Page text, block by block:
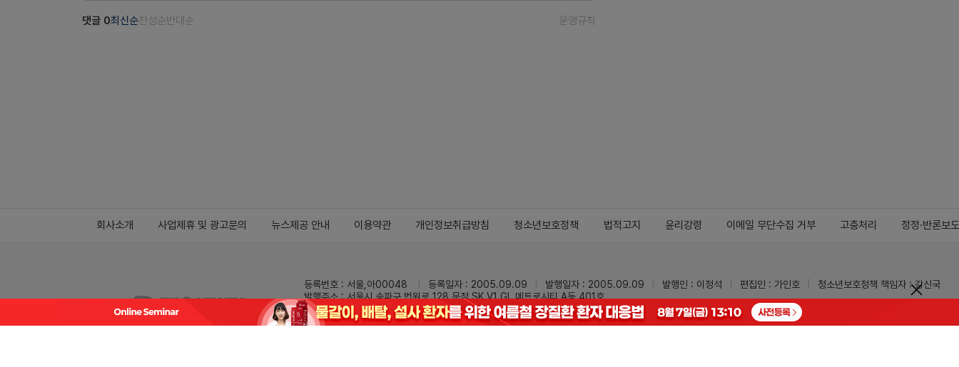
댓글 0최신순찬성순반대순 운영규칙
회사소개 사업제휴 및 광고문의 뉴스제공 안내 이용약관 개인정보취급방침 청소년보호정책 법적고지 윤리강령 이메일 무단수집 거부 고충처리 정정·반론보도
등록번호 : 서울,아00048 등록일자 : 2005.09.09 발행일자 : 2005.09.09 발행인 : 이정석 편집인 : 가인호
청소년보호정책 책임자 : 강신국
발행주소 : 서울시 송파구 법원로 128 문정 SK V1 GL 메트로시티 A동 401호
전화 : 02-3473-0833
팩스 : 02-3434-0169 Mail :dailypharm@dailypharm.com